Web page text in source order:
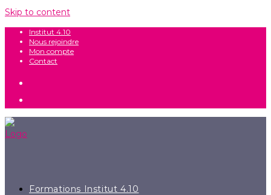
Skip to content
Institut 4.10
Nous rejoindre
Mon compte
Contact
Formations Institut 4.10